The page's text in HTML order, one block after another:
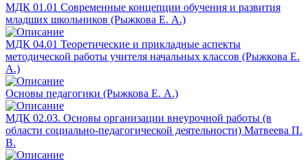
МДК 01.01 Современные концепции обучения и развития
младших школьников (Рыжкова Е. А.)
МДК 04.01 Теоретические и прикладные аспекты
методической работы учителя начальных классов (Рыжкова Е.
А.)
Основы педагогики (Рыжкова Е. А.)
МДК 02.03. Основы организации внеурочной работы (в
области социально-педагогической деятельности) Матвеева П.
В.